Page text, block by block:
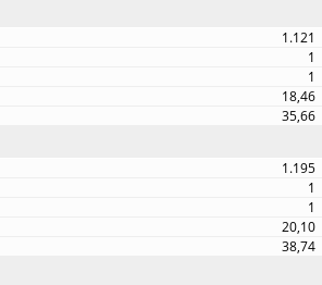
1.121
1
1
18,46
35,66
1.195
1
1
20,10
38,74